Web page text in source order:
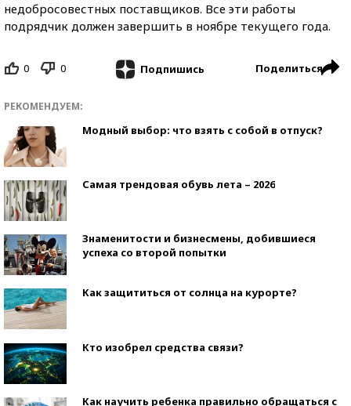
недобросовестных поставщиков. Все эти работы
подрядчик должен завершить в ноябре текущего года.
0 0 Подпишись Поделиться
РЕКОМЕНДУЕМ:
Модный выбор: что взять с собой в отпуск?
Самая трендовая обувь лета – 2026
Знаменитости и бизнесмены, добившиеся
успеха со второй попытки
Как защититься от солнца на курорте?
Кто изобрел средства связи?
Как научить ребенка правильно обращаться с